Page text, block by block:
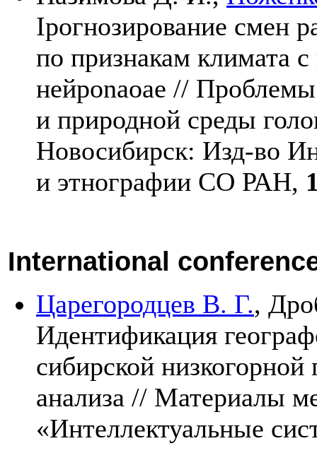
Iрогнозирование смен
по признакам климата
нейроnaoae //
и природной среды
Новосибирск: Изд-во
и этнографии СО РАН,
International
Царегородцев В. Г.,
Идентификация
сибирской
анализа // Материалы
«Интеллектуальные